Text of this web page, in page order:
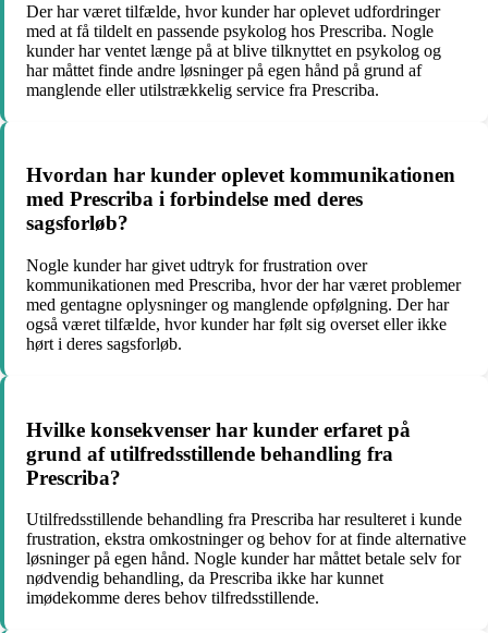
Der har været tilfælde, hvor kunder har oplevet udfordringer
med at få tildelt en passende psykolog hos Prescriba. Nogle
kunder har ventet længe på at blive tilknyttet en psykolog og
har måttet finde andre løsninger på egen hånd på grund af
manglende eller utilstrækkelig service fra Prescriba.
Hvordan har kunder oplevet kommunikationen
med Prescriba i forbindelse med deres
sagsforløb?
Nogle kunder har givet udtryk for frustration over
kommunikationen med Prescriba, hvor der har været problemer
med gentagne oplysninger og manglende opfølgning. Der har
også været tilfælde, hvor kunder har følt sig overset eller ikke
hørt i deres sagsforløb.
Hvilke konsekvenser har kunder erfaret på
grund af utilfredsstillende behandling fra
Prescriba?
Utilfredsstillende behandling fra Prescriba har resulteret i kunde
frustration, ekstra omkostninger og behov for at finde alternative
løsninger på egen hånd. Nogle kunder har måttet betale selv for
nødvendig behandling, da Prescriba ikke har kunnet
imødekomme deres behov tilfredsstillende.